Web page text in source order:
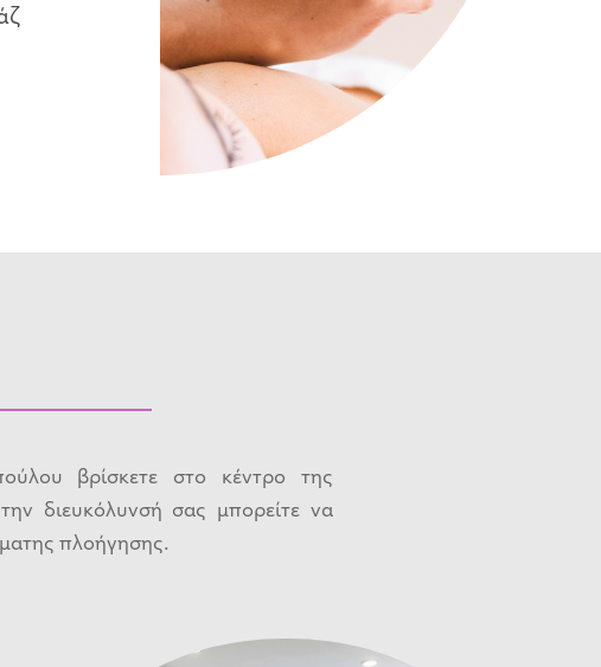
βρίσκετε στο κέντρο της
διευκόλυνσή σας μπορείτε να
πλοήγησης.